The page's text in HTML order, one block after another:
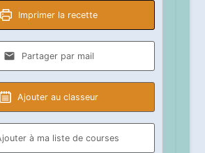
Imprimer la recette
Partager par mail
Ajouter au classeur
à ma liste de courses